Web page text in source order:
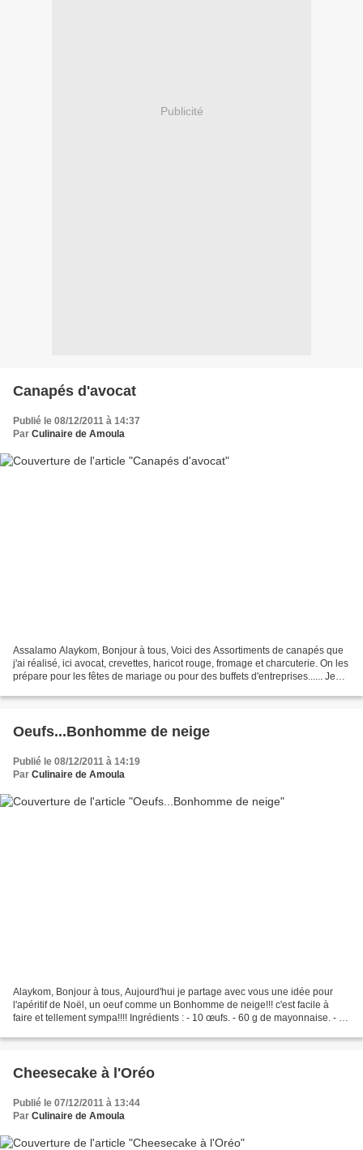
Publicité
Canapés d'avocat
Publié le 08/12/2011 à 14:37
Par Culinaire de Amoula
Assalamo Alaykom, Bonjour à tous, Voici des Assortiments de canapés que
j'ai réalisé, ici avocat, crevettes, haricot rouge, fromage et charcuterie. On les
prépare pour les fêtes de mariage ou pour des buffets d'entreprises...... Je
Oeufs...Bonhomme de neige
Publié le 08/12/2011 à 14:19
Par Culinaire de Amoula
Alaykom, Bonjour à tous, Aujourd'hui je partage avec vous une idée pour
l'apéritif de Noël, un oeuf comme un Bonhomme de neige!!! c'est facile à
faire et tellement sympa!!!! Ingrédients : - 10 œufs. - 60 g de mayonnaise. - 20
Cheesecake à l'Oréo
Publié le 07/12/2011 à 13:44
Par Culinaire de Amoula